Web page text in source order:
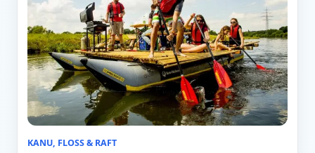
KANU, FLOSS & RAFT